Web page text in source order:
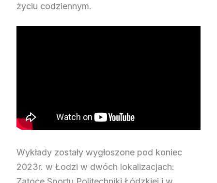
życiu codziennym.
Wykłady zostały wygłoszone pod koniec
2023r. w Łodzi w dwóch lokalizacjach: